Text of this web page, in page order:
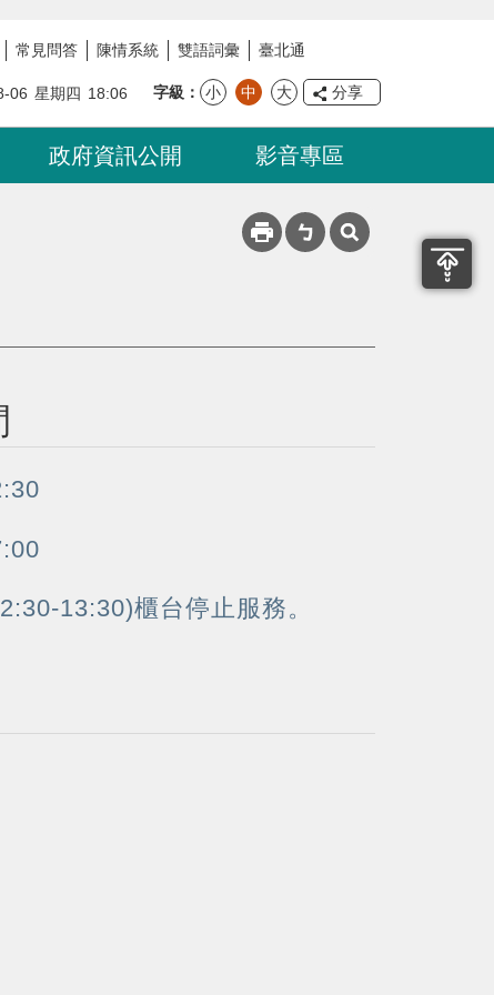
常見問答 陳情系統 雙語詞彙 臺北通
06 星期四 18:06 字級 小 中 大 分享
政府資訊公開 影音專區
13:30)櫃台停止服務。